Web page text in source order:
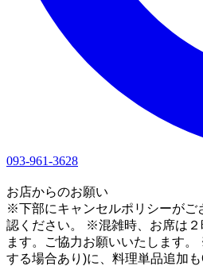
093-961-3628
お店からのお願い
※下部にキャンセルポリシーがご
認ください。 ※混雑時、お席は２
ます。ご協力お願いいたします
する場合あり)に、料理単品追加